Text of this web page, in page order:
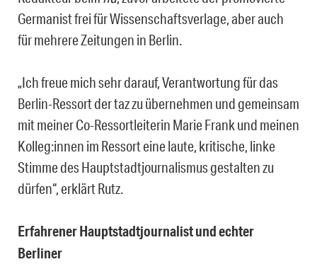
Germanist frei für Wissenschaftsverlage, aber auch
für mehrere Zeitungen in Berlin.
„Ich freue mich sehr darauf, Verantwortung für das
Berlin-Ressort der taz zu übernehmen und gemeinsam
mit meiner Co-Ressortleiterin Marie Frank und meinen
Kolleg:innen im Ressort eine laute, kritische, linke
Stimme des Hauptstadtjournalismus gestalten zu
dürfen“, erklärt Rutz.
Erfahrener Hauptstadtjournalist und echter
Berliner